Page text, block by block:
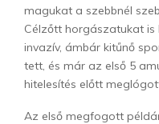
magukat a szebbnél
Célzőtt horgászatukat
invazív, ámbár kitűnő
tett, és már az első 5
hitelesítés előtt
Az első megfogott